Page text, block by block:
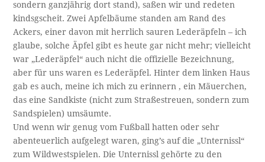
sondern ganzjährig dort stand), saßen wir und redeten
kindsgscheit. Zwei Apfelbäume standen am Rand des
Ackers, einer davon mit herrlich sauren Lederäpfeln – ich
glaube, solche Äpfel gibt es heute gar nicht mehr; vielleicht
war „Lederäpfel“ auch nicht die offizielle Bezeichnung,
aber für uns waren es Lederäpfel. Hinter dem linken Haus
gab es auch, meine ich mich zu erinnern , ein Mäuerchen,
das eine Sandkiste (nicht zum Straßestreuen, sondern zum
Sandspielen) umsäumte.
Und wenn wir genug vom Fußball hatten oder sehr
abenteuerlich aufgelegt waren, ging’s auf die „Unternissl“
zum Wildwestspielen. Die Unternissl gehörte zu den